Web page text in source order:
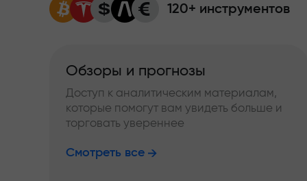
120+ инструментов
Обзоры и прогнозы
Доступ к аналитическим материалам,
которые помогут вам увидеть больше и
торговать увереннее
Смотреть все